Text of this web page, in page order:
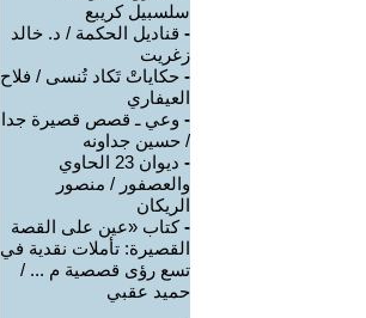
سلسبيل كريبع
- قناديل الحكمة / د. خالد
زغريت
- حكاياتْ تَكاد تُنسى / فلاح
العيفاري
- وعي ـ قصص قصيرة جدا
/ حسين جداونه
-
ديوان 23 الحاوي
والعصفور / منصور
الريكان
-كتاب «عين على القصة
القصيرة: تأملات نقدية في
تسع رؤى قصصية م ... /
حميد عقبي